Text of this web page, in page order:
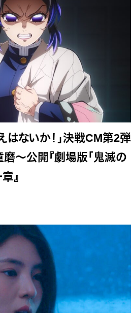
はないか！」決戦CM第2弾
～公開『劇場版「鬼滅の
』